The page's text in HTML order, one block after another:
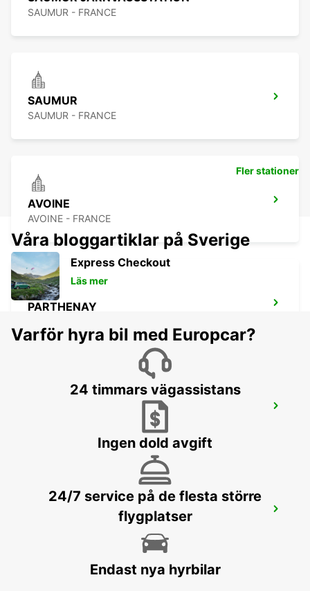
SAUMUR - FRANCE
SAUMUR
SAUMUR - FRANCE
AVOINE
AVOINE - FRANCE
PARTHENAY
Fler stationer
Våra bloggartiklar på Sverige
Express Checkout
Läs mer
Varför hyra bil med Europcar?
24 timmars vägassistans
Ingen dold avgift
24/7 service på de flesta större
flygplatser
Endast nya hyrbilar